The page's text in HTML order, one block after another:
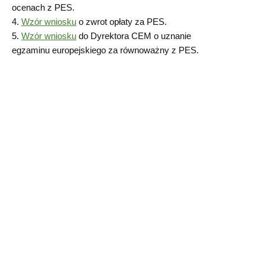
ocenach z PES.
4. Wzór wniosku o zwrot opłaty za PES.
5. Wzór wniosku do Dyrektora CEM o uznanie
egzaminu europejskiego za równoważny z PES.